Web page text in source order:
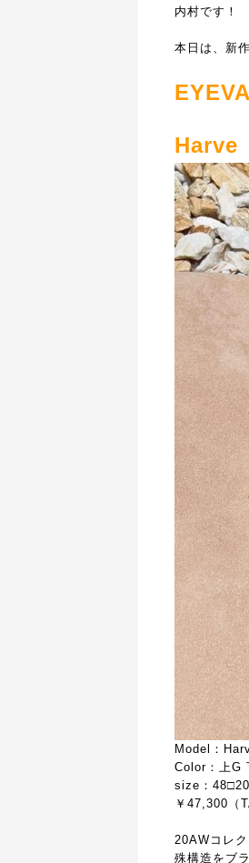
内村です！
本日は、新
Harve
Model：
Color：上G
size：
￥47,300（
20AWコレ
殊構造をブ